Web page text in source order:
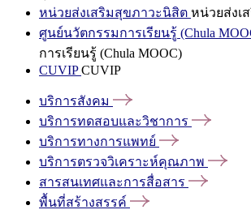
หน่วยส่งเสริมสุขภาวะนิสิต หน่วยส่งเ
ศูนย์นวัตกรรมการเรียนรู้ (Chula
การเรียนรู้ (Chula MOOC)
CUVIPCUVIP
บริการสังคม
บริการทดสอบและวิชาการ
บริการทางการแพทย์
บริการตรวจวิเคราะห์คุณภาพ
สารสนเทศและการสื่อสาร
พื้นที่สร้างสรรค์